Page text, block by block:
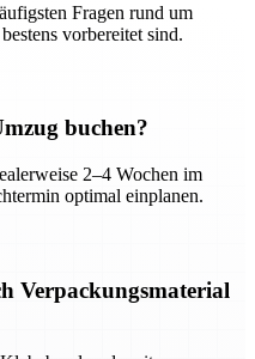
Fragen rund um
vorbereitet sind.
buchen?
2–4 Wochen im
optimal einplanen.
Verpackungsmaterial